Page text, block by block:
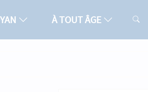
À TOUT ÂGE